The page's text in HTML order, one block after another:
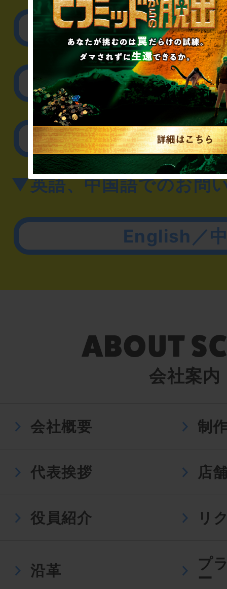
リアル脱出ゲーム制作
取材に関するお
その他のご相談／
▼英語、中国語でのお問
English／
会社案内
会社概要 制
代表挨拶 店
役員紹介 リ
沿革
プ
ー